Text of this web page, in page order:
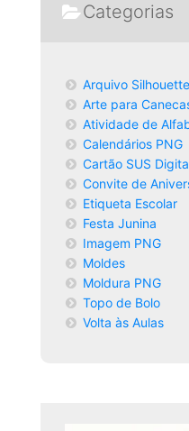
Categorias
Arquivo Silhouette
Arte para
Atividade de
Calendários PNG
Cartão SUS
Convite de
Etiqueta Escolar
Festa Junina
Imagem PNG
Moldes
Moldura PNG
Topo de Bolo
Volta às Aulas